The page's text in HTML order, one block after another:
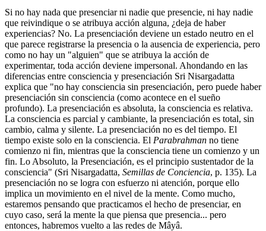
Si no hay nada que presenciar ni nadie que presencie, ni hay nadie
que reivindique o se atribuya acción alguna, ¿deja de haber
experiencias? No. La presenciación deviene un estado neutro en el
que parece registrarse la presencia o la ausencia de experiencia, pero
como no hay un "alguien" que se atribuya la acción de
experimentar, toda acción deviene impersonal. Ahondando en las
diferencias entre consciencia y presenciación Sri Nisargadatta
explica que "no hay consciencia sin presenciación, pero puede haber
presenciación sin consciencia (como acontece en el sueño
profundo). La presenciación es absoluta, la consciencia es relativa.
La consciencia es parcial y cambiante, la presenciación es total, sin
cambio, calma y silente. La presenciación no es del tiempo. El
tiempo existe solo en la consciencia. El Parabrahman no tiene
comienzo ni fin, mientras que la consciencia tiene un comienzo y un
fin. Lo Absoluto, la Presenciación, es el principio sustentador de la
consciencia" (Sri Nisargadatta, Semillas de Conciencia, p. 135). La
presenciación no se logra con esfuerzo ni atención, porque ello
implica un movimiento en el nivel de la mente. Como mucho,
estaremos pensando que practicamos el hecho de presenciar, en
cuyo caso, será la mente la que piensa que presencia... pero
entonces, habremos vuelto a las redes de Mâyâ.